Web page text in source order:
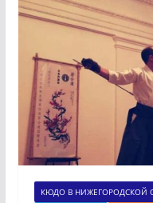
КЮДО В НИЖЕГОРОДСКОЙ